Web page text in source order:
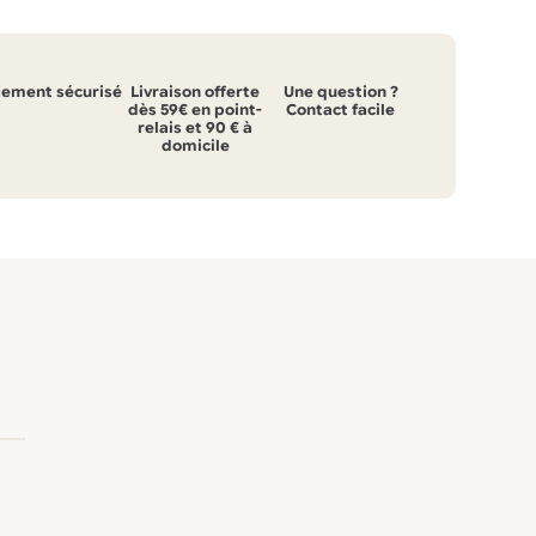
sécurisé Livraison offerte
dès 59€ en point-
relais et 90 € à
domicile
Une question ?
Contact facile